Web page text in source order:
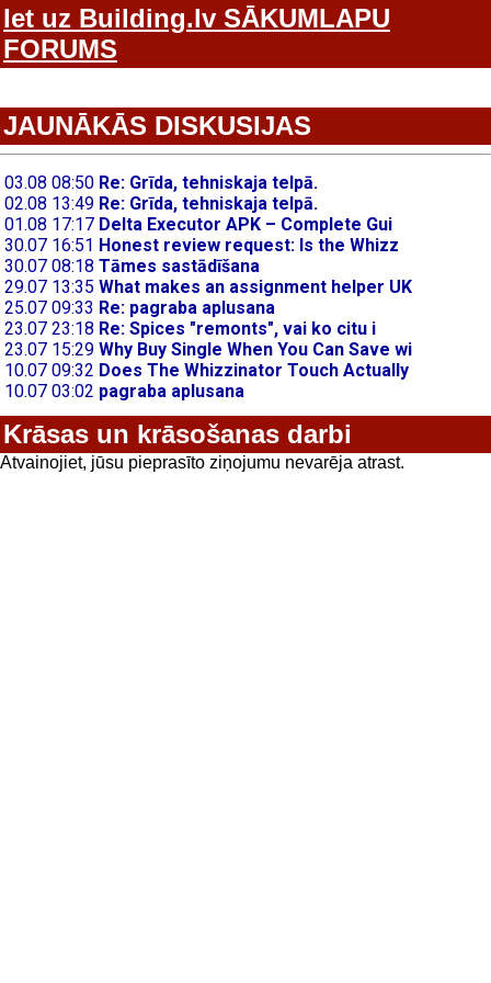
Iet uz Building.lv SĀKUMLAPU
FORUMS
JAUNĀKĀS DISKUSIJAS
Krāsas un krāsošanas darbi
Atvainojiet, jūsu pieprasīto ziņojumu nevarēja atrast.